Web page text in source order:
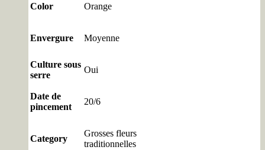
Color Orange
Envergure Moyenne
Culture sous
serre
Oui
Date de
pincement
20/6
Category
Grosses fleurs
traditionnelles